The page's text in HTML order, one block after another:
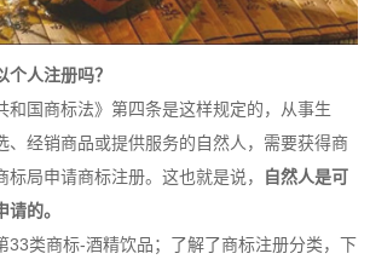
人注册吗？
国商标法》第四条是这样规定的，从事生
、经销商品或提供服务的自然人，需要获得商
标局申请商标注册。这也就是说，
自然人是可
的。
类商标-酒精饮品；了解了商标注册分类，下